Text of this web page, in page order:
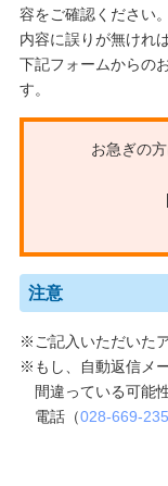
お問い合わせ
容をご確認ください。
内容に誤りが無けれ
下記フォームからの
す。
お急ぎの
注意
ご記入いただいた
もし、自動返信メ
間違っている可能
電話（028-669-